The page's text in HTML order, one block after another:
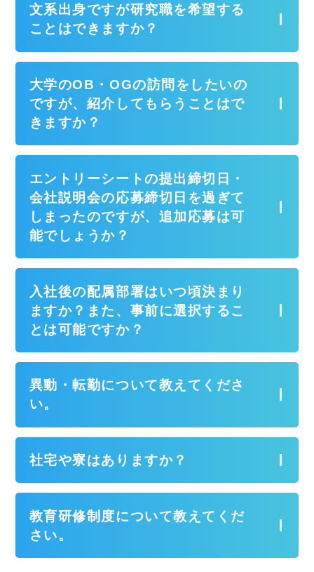
文系出身ですが研究職を希望する
ことはできますか？
大学のOB・OGの訪問をしたいの
ですが、紹介してもらうことはで
きますか？
エントリーシートの提出締切日・
会社説明会の応募締切日を過ぎて
しまったのですが、追加応募は可
能でしょうか？
入社後の配属部署はいつ頃決まり
ますか？また、事前に選択するこ
とは可能ですか？
異動・転勤について教えてくださ
い。
社宅や寮はありますか？
教育研修制度について教えてくだ
さい。